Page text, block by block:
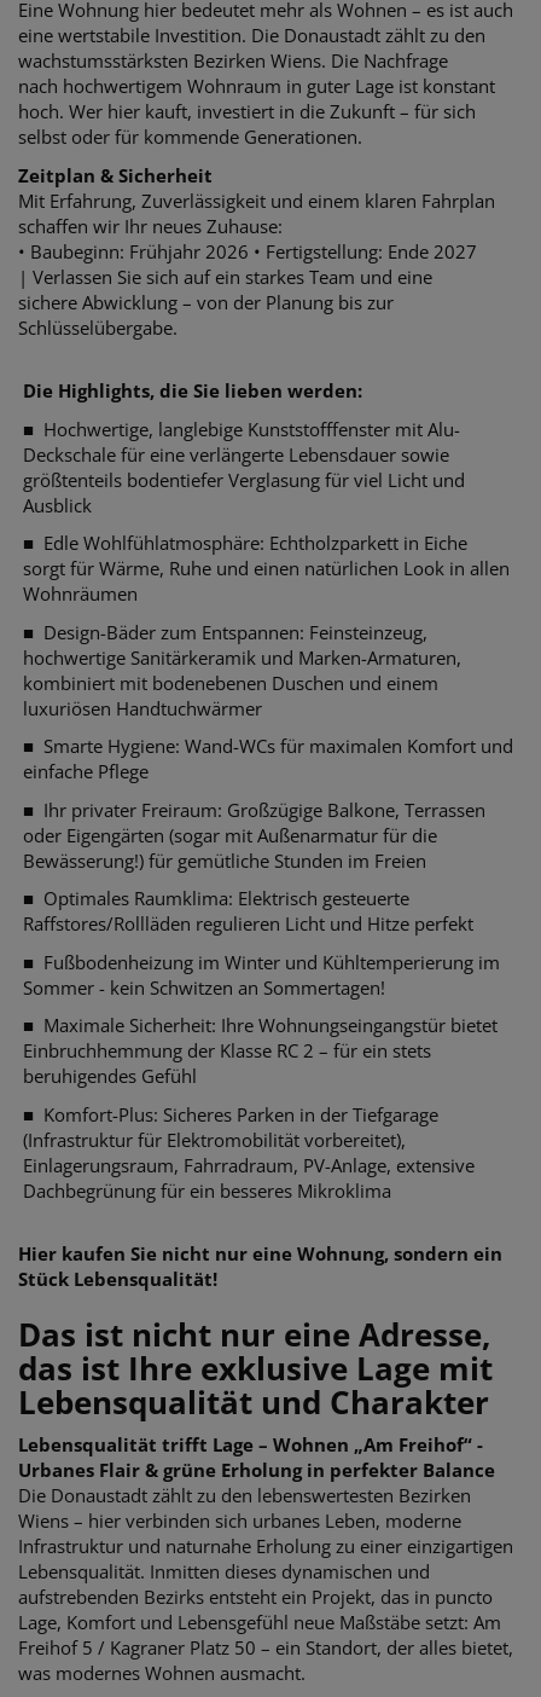
Eine Wohnung hier bedeutet mehr als Wohnen – es ist auch
eine wertstabile Investition. Die Donaustadt zählt zu den
wachstumsstärksten Bezirken Wiens. Die Nachfrage
nach hochwertigem Wohnraum in guter Lage ist konstant
hoch. Wer hier kauft, investiert in die Zukunft – für sich
selbst oder für kommende Generationen.
Zeitplan & Sicherheit
Mit Erfahrung, Zuverlässigkeit und einem klaren Fahrplan
schaffen wir Ihr neues Zuhause:
• Baubeginn: Frühjahr 2026 • Fertigstellung: Ende 2027
| Verlassen Sie sich auf ein starkes Team und eine
sichere Abwicklung – von der Planung bis zur
Schlüsselübergabe.
Die Highlights, die Sie lieben werden:
■ Hochwertige, langlebige Kunststofffenster mit Alu-
Deckschale für eine verlängerte Lebensdauer sowie
größtenteils bodentiefer Verglasung für viel Licht und
Ausblick
■ Edle Wohlfühlatmosphäre: Echtholzparkett in Eiche
sorgt für Wärme, Ruhe und einen natürlichen Look in allen
Wohnräumen
■ Design-Bäder zum Entspannen: Feinsteinzeug,
hochwertige Sanitärkeramik und Marken-Armaturen,
kombiniert mit bodenebenen Duschen und einem
luxuriösen Handtuchwärmer
■ Smarte Hygiene: Wand-WCs für maximalen Komfort und
einfache Pflege
■ Ihr privater Freiraum: Großzügige Balkone, Terrassen
oder Eigengärten (sogar mit Außenarmatur für die
Bewässerung!) für gemütliche Stunden im Freien
■ Optimales Raumklima: Elektrisch gesteuerte
Raffstores/Rollläden regulieren Licht und Hitze perfekt
■ Fußbodenheizung im Winter und Kühltemperierung im
Sommer - kein Schwitzen an Sommertagen!
■ Maximale Sicherheit: Ihre Wohnungseingangstür bietet
Einbruchhemmung der Klasse RC 2 – für ein stets
beruhigendes Gefühl
■ Komfort-Plus: Sicheres Parken in der Tiefgarage
(Infrastruktur für Elektromobilität vorbereitet),
Einlagerungsraum, Fahrradraum, PV-Anlage, extensive
Dachbegrünung für ein besseres Mikroklima
Hier kaufen Sie nicht nur eine Wohnung, sondern ein
Stück Lebensqualität!
Das ist nicht nur eine Adresse,
das ist Ihre exklusive Lage mit
Lebensqualität und Charakter
Lebensqualität trifft Lage – Wohnen „Am Freihof“ -
Urbanes Flair & grüne Erholung in perfekter Balance
Die Donaustadt zählt zu den lebenswertesten Bezirken
Wiens – hier verbinden sich urbanes Leben, moderne
Infrastruktur und naturnahe Erholung zu einer einzigartigen
Lebensqualität. Inmitten dieses dynamischen und
aufstrebenden Bezirks entsteht ein Projekt, das in puncto
Lage, Komfort und Lebensgefühl neue Maßstäbe setzt: Am
Freihof 5 / Kagraner Platz 50 – ein Standort, der alles bietet,
was modernes Wohnen ausmacht.